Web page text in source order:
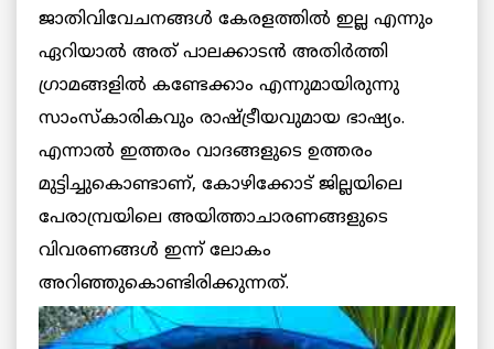
ജാതിവിവേചനങ്ങള്‍ കേരളത്തില്‍ ഇല്ല എന്നും
ഏറിയാല്‍ അത് പാലക്കാടന്‍ അതിര്‍ത്തി
ഗ്രാമങ്ങളില്‍ കണ്ടേക്കാം എന്നുമായിരുന്നു
സാംസ്‌കാരികവും രാഷ്ട്രീയവുമായ ഭാഷ്യം.
എന്നാല്‍ ഇത്തരം വാദങ്ങളുടെ ഉത്തരം
മുട്ടിച്ചുകൊണ്ടാണ്, കോഴിക്കോട് ജില്ലയിലെ
പേരാമ്പ്രയിലെ അയിത്താചാരണങ്ങളുടെ
വിവരണങ്ങള്‍ ഇന്ന് ലോകം
അറിഞ്ഞുകൊണ്ടിരിക്കുന്നത്.